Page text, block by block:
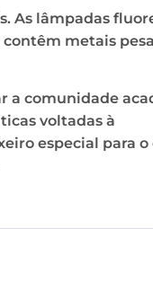
As lâmpadas
metais
a comunidade
voltadas à
especial para